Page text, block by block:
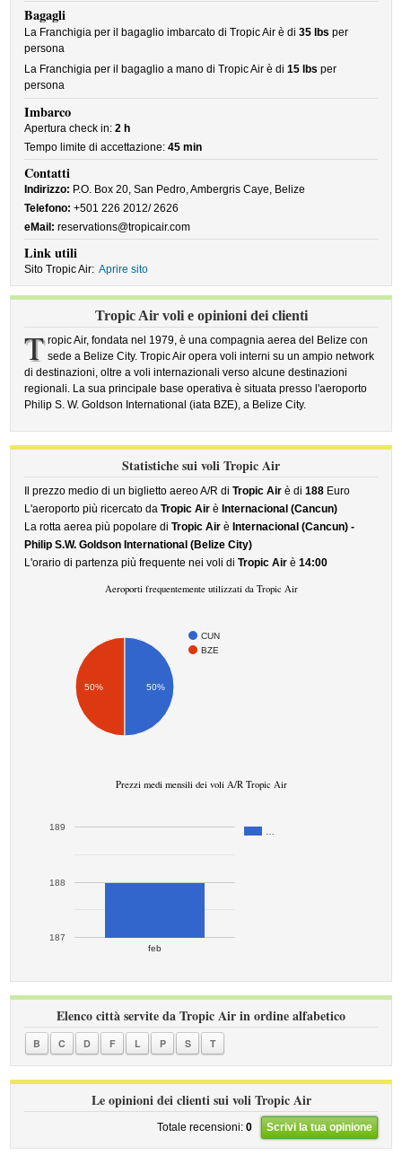
Bagagli
La Franchigia per il bagaglio imbarcato di Tropic Air è di35 lbs per
persona
La Franchigia per il bagaglio a mano di Tropic Air è di15 lbs per
persona
Imbarco
Apertura check in:2 h
Tempo limite di accettazione:45 min
Contatti
Indirizzo: P.O. Box 20, San Pedro, Ambergris Caye, Belize
Telefono: +501 226 2012/ 2626
eMail: reservations@tropicair.com
Link utili
Sito Tropic Air: Aprire sito
Tropic Air voli e opinioni dei clienti
T ropic Air, fondata nel 1979, è una compagnia aerea del Belize con
sede a Belize City. Tropic Air opera voli interni su un ampio network
di destinazioni, oltre a voli internazionali verso alcune destinazioni
regionali. La sua principale base operativa è situata presso l'aeroporto
Philip S. W. Goldson International (iata BZE), a Belize City.
Statistiche sui voli Tropic Air
Il prezzo medio di un biglietto aereo A/R diTropic Air è di188 Euro
L'aeroporto più ricercato daTropic Air è Internacional (Cancun)
La rotta aerea più popolare diTropic Air è Internacional (Cancun) -
Philip S.W. Goldson International (Belize City)
L'orario di partenza più frequente nei voli diTropic Air è14:00
Aeroporti frequentemente utilizzati da Tropic Air
CUN
BZE
50% 50%
Prezzi medi mensili dei voli A/R Tropic Air
feb
187
188
189
Elenco città servite da Tropic Air in ordine alfabetico
B C D F L P S T
Le opinioni dei clienti sui voli Tropic Air
Totale recensioni: 0 Scrivi la tua opinione